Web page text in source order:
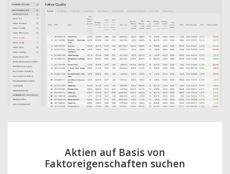
Aktien auf Basis von
Faktoreigenschaften suchen